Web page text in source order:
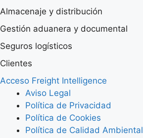
Almacenaje y distribución
Gestión aduanera y documental
Seguros logísticos
Clientes
Acceso Freight Intelligence
Aviso Legal
Política de Privacidad
Política de Cookies
Política de Calidad Ambiental